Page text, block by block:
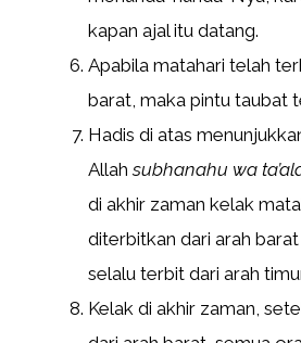
kapan ajal itu datang.
Apabila matahari telah
barat, maka pintu taubat
Hadis di atas
Allahsubhanahu wa
di akhir zaman kelak
diterbitkan dari arah
selalu terbit dari arah
Kelak di akhir zaman,